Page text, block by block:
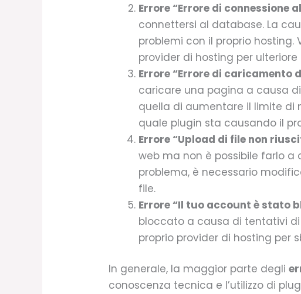
Errore “Errore di connessione
connettersi al database. La
problemi con il proprio
provider di hosting per ulteriore
Errore “Errore di caricamento
caricare una pagina a causa
quella di aumentare il limite di
quale plugin sta causando il
Errore “Upload di file non
web ma non è possibile farlo a
problema, è necessario
file.
Errore “Il tuo account è stato
bloccato a causa di tentativi di
proprio provider di hosting per
In generale, la maggior parte degli
conoscenza tecnica e l’utilizzo di